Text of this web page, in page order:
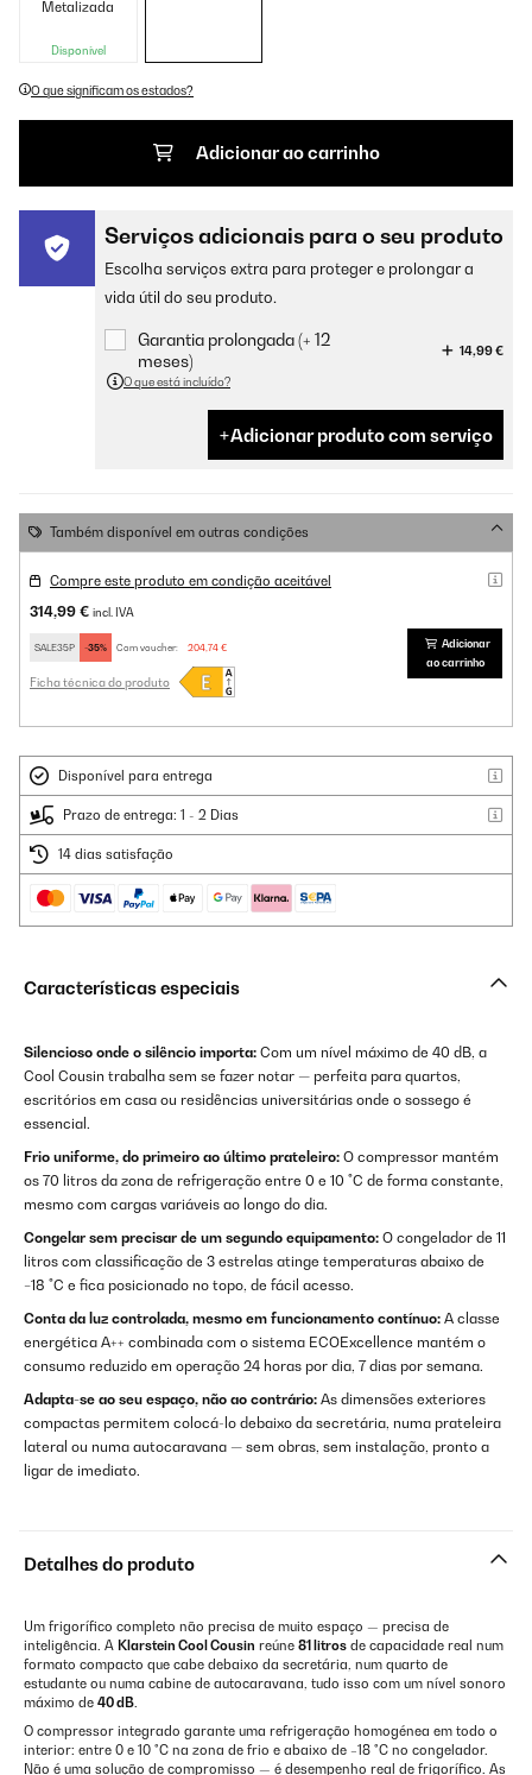
Metalizada
Disponível
O que significam os estados?
Adicionar ao carrinho
Serviços adicionais para o seu produto
Escolha serviços extra para proteger e prolongar a
vida útil do seu produto.
Garantia prolongada (+ 12
meses)
14,99 €
O que está incluído?
Adicionar produto com serviço
Também disponível em outras condições
Compre este produto em condição aceitável
314,99 € incl. IVA
SALE35P -35% Com voucher: 204,74 €
Ficha técnica do produto
Adicionar
ao carrinho
Disponível para entrega
Prazo de entrega: 1 - 2 Dias
14 dias satisfação
Características especiais
Silencioso onde o silêncio importa: Com um nível máximo de 40 dB, a
Cool Cousin trabalha sem se fazer notar — perfeita para quartos,
escritórios em casa ou residências universitárias onde o sossego é
essencial.
Frio uniforme, do primeiro ao último prateleiro: O compressor mantém
os 70 litros da zona de refrigeração entre 0 e 10 °C de forma constante,
mesmo com cargas variáveis ao longo do dia.
Congelar sem precisar de um segundo equipamento: O congelador de 11
litros com classificação de 3 estrelas atinge temperaturas abaixo de
−18 °C e fica posicionado no topo, de fácil acesso.
Conta da luz controlada, mesmo em funcionamento contínuo: A classe
energética A++ combinada com o sistema ECOExcellence mantém o
consumo reduzido em operação 24 horas por dia, 7 dias por semana.
Adapta-se ao seu espaço, não ao contrário: As dimensões exteriores
compactas permitem colocá-lo debaixo da secretária, numa prateleira
lateral ou numa autocaravana — sem obras, sem instalação, pronto a
ligar de imediato.
Detalhes do produto
Um frigorífico completo não precisa de muito espaço — precisa de
inteligência. A Klarstein Cool Cousin reúne 81 litros de capacidade real num
formato compacto que cabe debaixo da secretária, num quarto de
estudante ou numa cabine de autocaravana, tudo isso com um nível sonoro
máximo de 40 dB.
O compressor integrado garante uma refrigeração homogénea em todo o
interior: entre 0 e 10 °C na zona de frio e abaixo de −18 °C no congelador.
Não é uma solução de compromisso — é desempenho real de frigorífico. As